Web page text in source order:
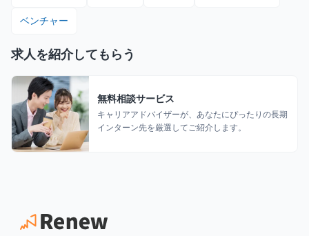
ベンチャー
求人を紹介してもらう
無料相談サービス
キャリアアドバイザーが、あなたにぴったりの長期
インターン先を厳選してご紹介します。